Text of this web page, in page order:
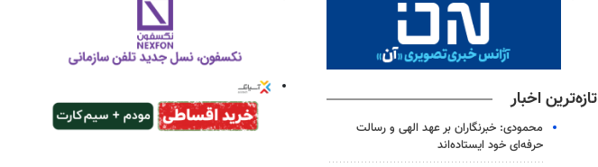
تازه‌ترین اخبار
محمودی: خبرنگاران بر عهد الهی و رسالت
حرفه‌ای خود ایستاده‌اند